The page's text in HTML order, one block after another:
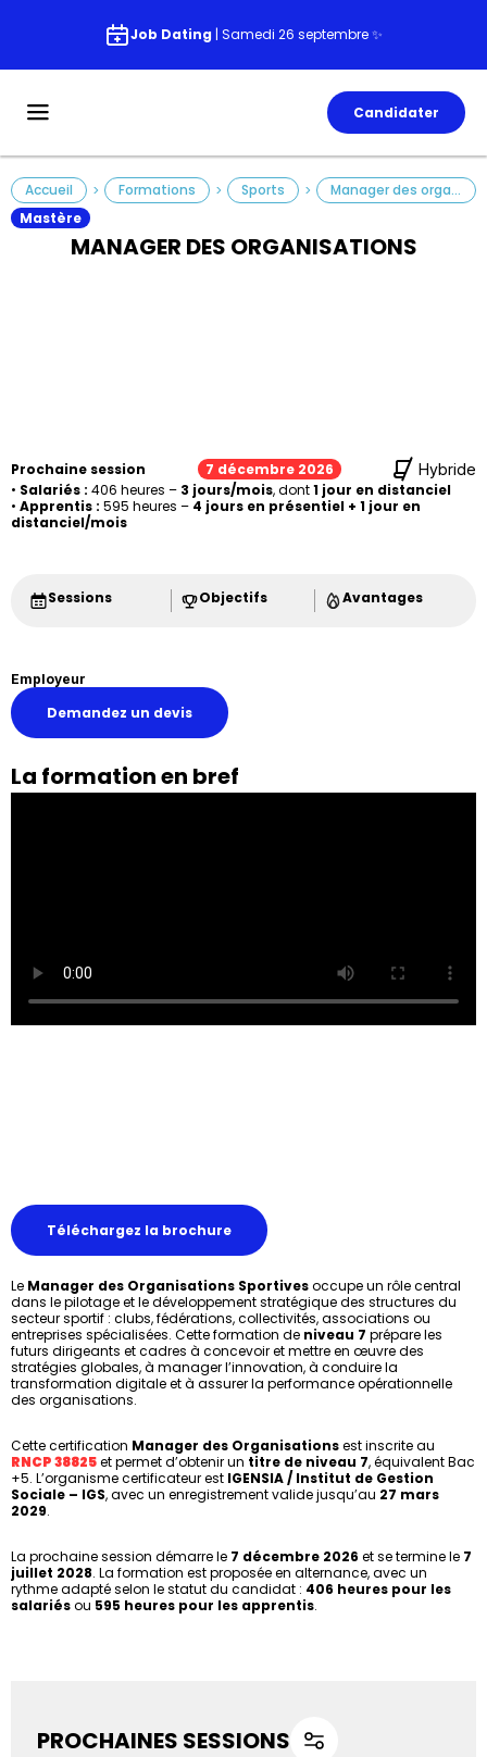
Job Dating | Samedi 26 septembre ✨
Candidater
Mastère
Accueil > Formations > Sports > Manager des organisations
MANAGER DES ORGANISATIONS
Prochaine session 7 décembre 2026
Hybride
• Salariés : 406 heures – 3 jours/mois, dont1 jour en distanciel
• Apprentis : 595 heures – 4 jours en présentiel + 1 jour en
distanciel/mois
Sessions Objectifs Avantages
Employeur
Demandez un devis
La formation en bref
Téléchargez la brochure
Le Manager des Organisations Sportivesoccupe un rôle central
dans le pilotage et le développement stratégique des structures du
secteur sportif : clubs, fédérations, collectivités, associations ou
entreprises spécialisées. Cette formation de niveau 7 prépare les
futurs dirigeants et cadres à concevoir et mettre en œuvre des
stratégies globales, à manager l’innovation, à conduire la
transformation digitale et à assurer la performance opérationnelle
des organisations.
Cette certification Manager des Organisationsest inscrite au
RNCP 38825et permet d’obtenir un titre de niveau 7, équivalent Bac
+5. L’organisme certificateur est IGENSIA / Institut de Gestion
Sociale – IGS, avec un enregistrement valide jusqu’au 27 mars
2029.
La prochaine session démarre le 7 décembre 2026 et se termine le 7
juillet 2028. La formation est proposée en alternance, avec un
rythme adapté selon le statut du candidat : 406 heures pour les
salariésou 595 heures pour les apprentis.
PROCHAINES SESSIONS